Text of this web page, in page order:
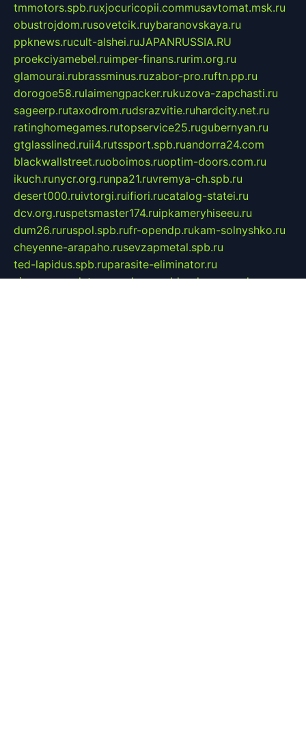
tmmotors.spb.ruxjocuricopii.commusavtomat.msk.ru
obustrojdom.rusovetcik.ruybaranovskaya.ru
ppknews.rucult-alshei.ruJAPANRUSSIA.RU
proekciyamebel.ruimper-finans.rurim.org.ru
glamourai.rubrassminus.ruzabor-pro.ruftn.pp.ru
dorogoe58.rulaimengpacker.rukuzova-zapchasti.ru
sageerp.rutaxodrom.rudsrazvitie.ruhardcity.net.ru
ratinghomegames.rutopservice25.rugubernyan.ru
gtglasslined.ruii4.rutssport.spb.ruandorra24.com
blackwallstreet.ruoboimos.ruoptim-doors.com.ru
ikuch.runycr.org.runpa21.ruvremya-ch.spb.ru
desert000.ruivtorgi.ruifiori.rucatalog-statei.ru
dcv.org.ruspetsmaster174.ruipkameryhiseeu.ru
dum26.ruruspol.spb.rufr-opendp.rukam-solnyshko.ru
cheyenne-arapaho.rusevzapmetal.spb.ru
ted-lapidus.spb.ruparasite-eliminator.ru
sigma-complete.rumodernworld.rudama-moda.ru